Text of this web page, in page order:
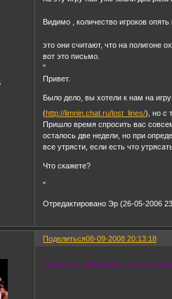
Видимо , количество игроков
это они считают, что на полигоне
вот это письмо.
"
Привет.
Было дело, вы хотели к нам на
(http://limnin.chat.ru/lost_lines/), но с
Пришло время спросить вас
осталось две недели, но при
все утрясти, если есть что
Что скажете?
"
Отредактировано Эр (26-05-2006
Поделиться08-09-2008 20:13:18
ухахахахх фраза про сиськи